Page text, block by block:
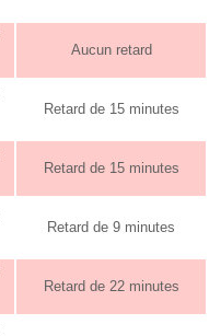
Aucun retard
Retard de 15 minutes
Retard de 15 minutes
Retard de 9 minutes
Retard de 22 minutes